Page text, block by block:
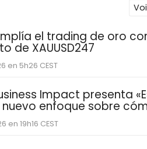
el trading de oro
de XAUUSD247
en 5h26 CEST
Impact presenta
nuevo enfoque sobre
aprenden y desarrollan
personales distintivas
en 19h16 CEST